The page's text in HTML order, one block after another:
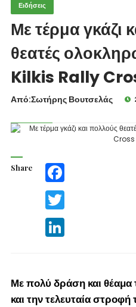
Ειδήσεις
Με τέρμα γκάζι
θεατές
Kilkis Rally
Από:Σωτήρης Βουτσελάς
Share Facebook
Twitter
LinkedIn
Με πολύ δράση και θέαμα
και την τελευταία